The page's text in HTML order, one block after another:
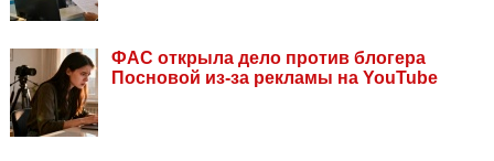
ФАС открыла дело против блогера
Посновой из-за рекламы на YouTube